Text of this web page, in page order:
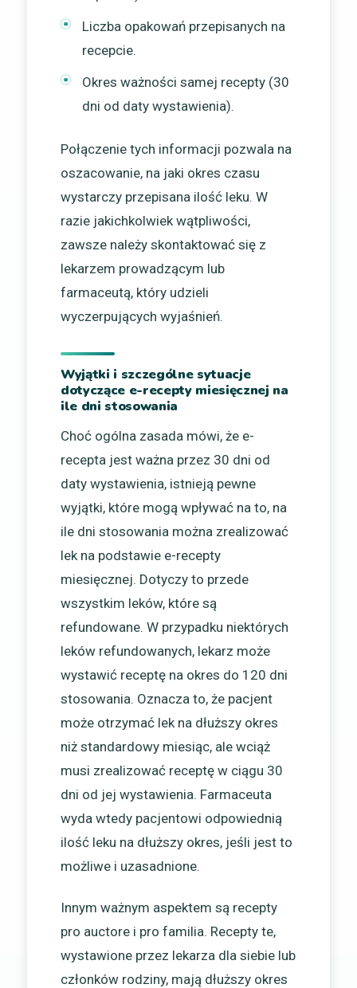
Liczba opakowań przepisanych na
recepcie.
Okres ważności samej recepty (30
dni od daty wystawienia).
Połączenie tych informacji pozwala na
oszacowanie, na jaki okres czasu
wystarczy przepisana ilość leku. W
razie jakichkolwiek wątpliwości,
zawsze należy skontaktować się z
lekarzem prowadzącym lub
farmaceutą, który udzieli
wyczerpujących wyjaśnień.
Wyjątki i szczególne sytuacje
dotyczące e-recepty miesięcznej na
ile dni stosowania
Choć ogólna zasada mówi, że e-
recepta jest ważna przez 30 dni od
daty wystawienia, istnieją pewne
wyjątki, które mogą wpływać na to, na
ile dni stosowania można zrealizować
lek na podstawie e-recepty
miesięcznej. Dotyczy to przede
wszystkim leków, które są
refundowane. W przypadku niektórych
leków refundowanych, lekarz może
wystawić receptę na okres do 120 dni
stosowania. Oznacza to, że pacjent
może otrzymać lek na dłuższy okres
niż standardowy miesiąc, ale wciąż
musi zrealizować receptę w ciągu 30
dni od jej wystawienia. Farmaceuta
wyda wtedy pacjentowi odpowiednią
ilość leku na dłuższy okres, jeśli jest to
możliwe i uzasadnione.
Innym ważnym aspektem są recepty
pro auctore i pro familia. Recepty te,
wystawione przez lekarza dla siebie lub
członków rodziny, mają dłuższy okres